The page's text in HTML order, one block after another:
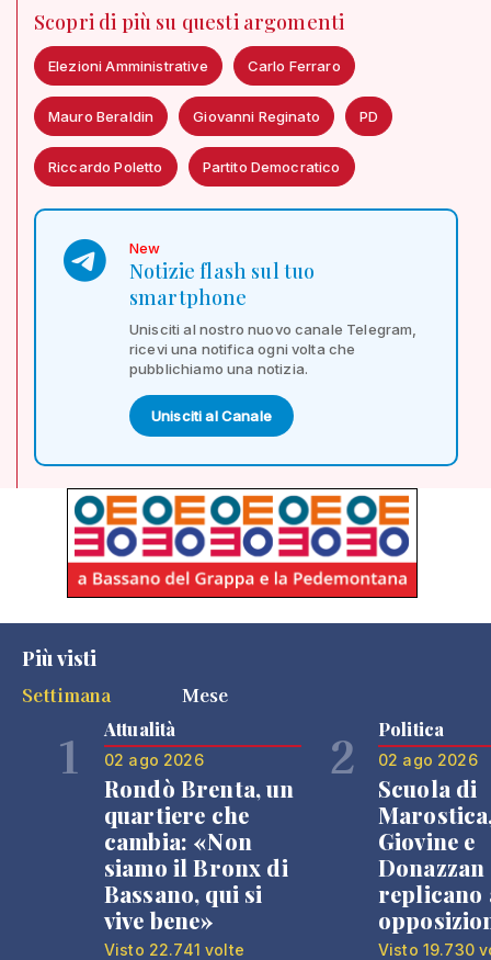
Scopri di più su questi argomenti
Elezioni Amministrative Carlo Ferraro
Mauro Beraldin Giovanni Reginato PD
Riccardo Poletto Partito Democratico
New
Notizie flash sul tuo
smartphone
Unisciti al nostro nuovo canale Telegram,
ricevi una notifica ogni volta che
pubblichiamo una notizia.
Unisciti al Canale
Più visti
Settimana
Mese
1 Attualità
02 ago 2026
Rondò Brenta, un
quartiere che
cambia: «Non
siamo il Bronx di
Bassano, qui si
vive bene»
Visto 22.741 volte
2 Politica
02 ago 2026
Scuola di
Giovine e
Donazzan
replicano
Visto 19.730